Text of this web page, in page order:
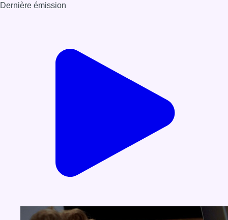
Dernière émission